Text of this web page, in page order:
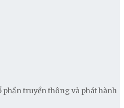
phần truyền thông và phát hành